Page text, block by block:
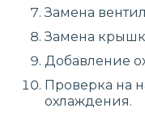
Замена
Замена
Добавление
Проверка на
охлаждения.